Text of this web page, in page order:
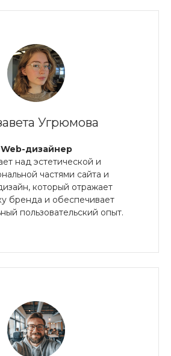
Угрюмова
Web-дизайнер
над эстетической и
частями сайта и
который отражает
бренда и обеспечивает
пользовательский опыт.